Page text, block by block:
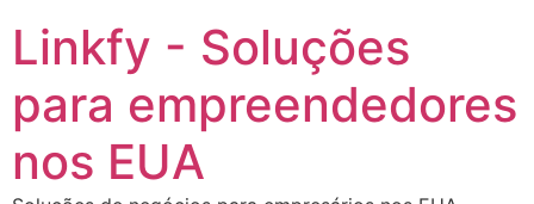
conteúdo
Linkfy - Soluções
para empreendedores
nos EUA